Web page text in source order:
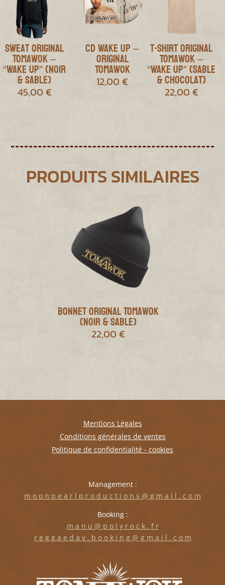
Sweat Original
Tomawok –
“Wake Up” (Noir
& Sable)
45,00 €
CD Wake Up –
Original
Tomawok
12,00€
T-shirt Original
Tomawok –
“Wake Up” (Sable
& Chocolat)
22,00 €
PRODUITS SIMILAIRES
Bonnet Original Tomawok
(Noir & Sable)
22,00€
Mentions Légales
Conditions générales de ventes
Politique de confidentialité - cookies
Management :
m o o n p e a r l p r o d u c t i o n s @ g m a i l . c o m
Booking :
m a n u @ p o l y r o c k . f r
r e g g a e d a v . b o o k i n g @ g m a i l . c o m